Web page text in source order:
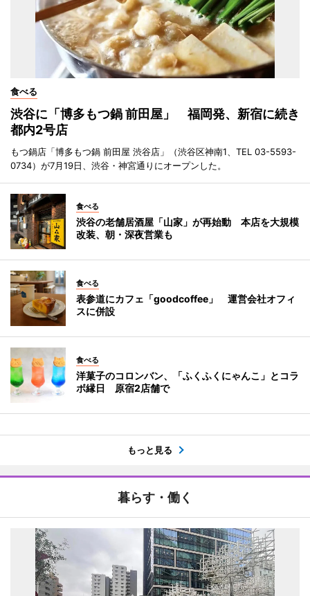
食べる
渋谷に「博多もつ鍋 前田屋」 福岡発、新宿に続き
都内2号店
もつ鍋店「博多もつ鍋 前田屋 渋谷店」（渋谷区神南1、TEL 03-5593-
0734）が7月19日、渋谷・神宮通りにオープンした。
食べる
渋谷の老舗居酒屋「山家」が再始動 本店を大規模
改装、朝・深夜営業も
食べる
表参道にカフェ「goodcoffee」 運営会社オフィ
スに併設
食べる
洋菓子のコロンバン、「ふくふくにゃんこ」とコラ
ボ縁日 原宿2店舗で
もっと見る
暮らす・働く